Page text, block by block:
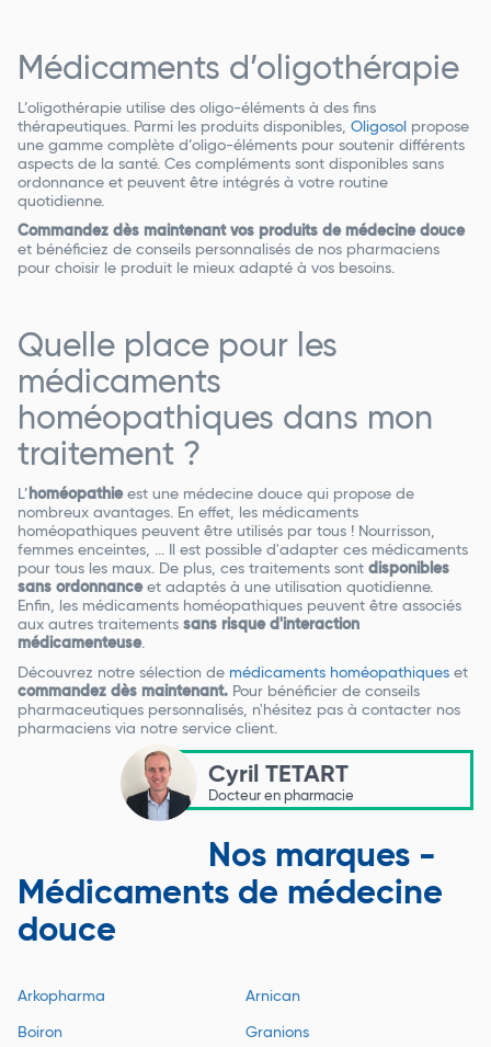
Médicaments d’oligothérapie
L’oligothérapie utilise des oligo-éléments à des fins
thérapeutiques. Parmi les produits disponibles, Oligosol propose
une gamme complète d’oligo-éléments pour soutenir différents
aspects de la santé. Ces compléments sont disponibles sans
ordonnance et peuvent être intégrés à votre routine
quotidienne.
Commandez dès maintenant vos produits de médecine douce
et bénéficiez de conseils personnalisés de nos pharmaciens
pour choisir le produit le mieux adapté à vos besoins.
Quelle place pour les
médicaments
homéopathiques dans mon
traitement ?
L’ homéopathieest une médecine douce qui propose de
nombreux avantages. En effet, les médicaments
homéopathiques peuvent être utilisés par tous ! Nourrisson,
femmes enceintes, ... Il est possible d'adapter ces médicaments
pour tous les maux. De plus, ces traitements sont disponibles
sans ordonnanceet adaptés à une utilisation quotidienne.
Enfin, les médicaments homéopathiques peuvent être associés
aux autres traitements sans risque d'interaction
médicamenteuse.
Découvrez notre sélection de médicaments homéopathiques et
commandez dès maintenant. Pour bénéficier de conseils
pharmaceutiques personnalisés, n'hésitez pas à contacter nos
pharmaciens via notre service client.
Cyril TETART
Docteur en pharmacie
Nos marques -
Médicaments de médecine
douce
Arkopharma Arnican
Boiron Granions